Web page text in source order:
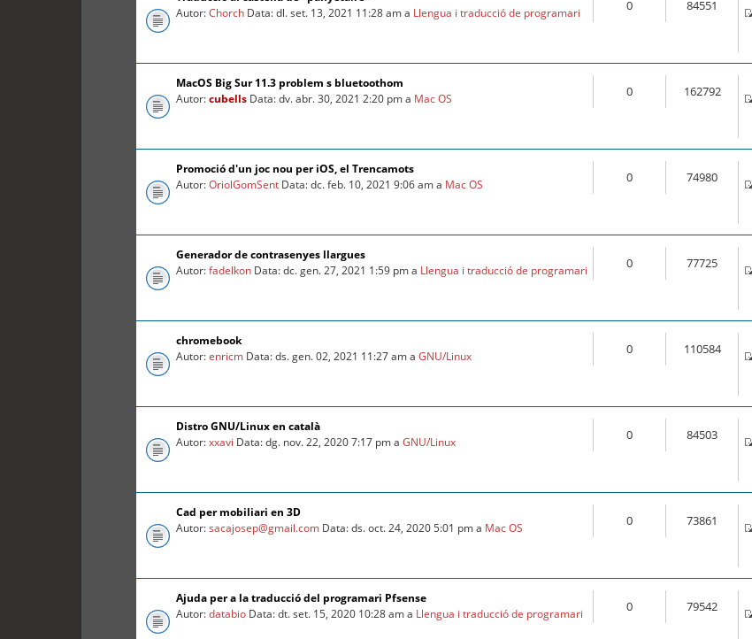
Autor:Chorch Data: dl. set. 13, 2021 11:28 am a Llengua i traducció de programari 0 84551
MacOS Big Sur 11.3 problem s bluetoothom
Autor:cubells Data: dv. abr. 30, 2021 2:20 pm a Mac OS 0 162792
Promoció d'un joc nou per iOS, el Trencamots
Autor:OriolGomSent Data: dc. feb. 10, 2021 9:06 am a Mac OS 0 74980
Generador de contrasenyes llargues
Autor:fadelkon Data: dc. gen. 27, 2021 1:59 pm a Llengua i traducció de programari 0 77725
chromebook
Autor:enricm Data: ds. gen. 02, 2021 11:27 am aGNU/Linux 0 110584
Distro GNU/Linux en català
Autor:xxavi Data: dg. nov. 22, 2020 7:17 pm aGNU/Linux 0 84503
Cad per mobiliari en 3D
Autor:sacajosep@gmail.com Data: ds. oct. 24, 2020 5:01 pm a Mac OS 0 73861
Ajuda per a la traducció del programari Pfsense
Autor:databio Data: dt. set. 15, 2020 10:28 am a Llengua i traducció de programari 0 79542